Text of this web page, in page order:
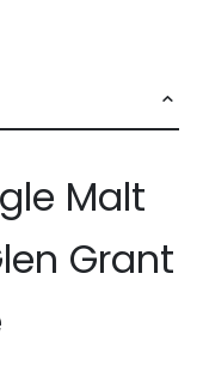
Malt
Grant